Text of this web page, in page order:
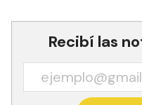
Recibí las